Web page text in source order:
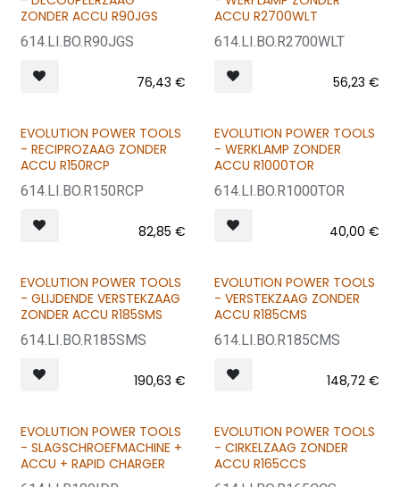
ZONDER ACCU R90JGS
614.LI.BO.R90JGS
76,43 €
ACCU R2700WLT
614.LI.BO.R2700WLT
56,23 €
EVOLUTION POWER TOOLS
- RECIPROZAAG ZONDER
ACCU R150RCP
614.LI.BO.R150RCP
82,85 €
EVOLUTION POWER TOOLS
- WERKLAMP ZONDER
ACCU R1000TOR
614.LI.BO.R1000TOR
40,00 €
EVOLUTION POWER TOOLS
- GLIJDENDE VERSTEKZAAG
ZONDER ACCU R185SMS
614.LI.BO.R185SMS
190,63 €
EVOLUTION POWER TOOLS
- VERSTEKZAAG ZONDER
ACCU R185CMS
614.LI.BO.R185CMS
148,72€
EVOLUTION POWER TOOLS
- SLAGSCHROEFMACHINE +
ACCU + RAPID CHARGER
EVOLUTION POWER TOOLS
- CIRKELZAAG ZONDER
ACCU R165CCS